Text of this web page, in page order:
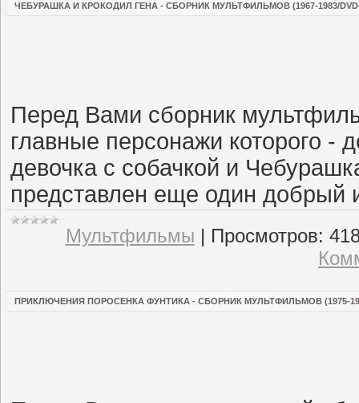
ЧЕБУРАШКА И КРОКОДИЛ ГЕНА - СБОРНИК МУЛЬТФИЛЬМОВ (1967-1983/
Перед Вами сборник
главные персонажи которого -
девочка с собачкой и
представлен еще один добрый
Мультфильмы | Просмотров:
ПРИКЛЮЧЕНИЯ ПОРОСЕНКА ФУНТИКА - СБОРНИК МУЛЬТФИЛЬМОВ (1975-